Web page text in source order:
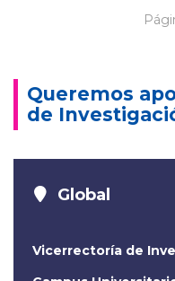
Queremos
de
Global
Vicerrectoría de